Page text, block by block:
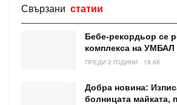
Свързани статии
Бебе-рекордьор се
комплекса на УМБАЛ
ПРЕДИ 2 ГОДИНИ 18.6K
Добра новина:
болницата майката,